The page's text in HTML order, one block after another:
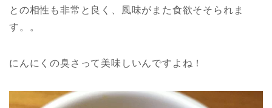
との相性も非常と良く、風味がまた食欲そそられま
す。。
にんにくの臭さって美味しいんですよね！